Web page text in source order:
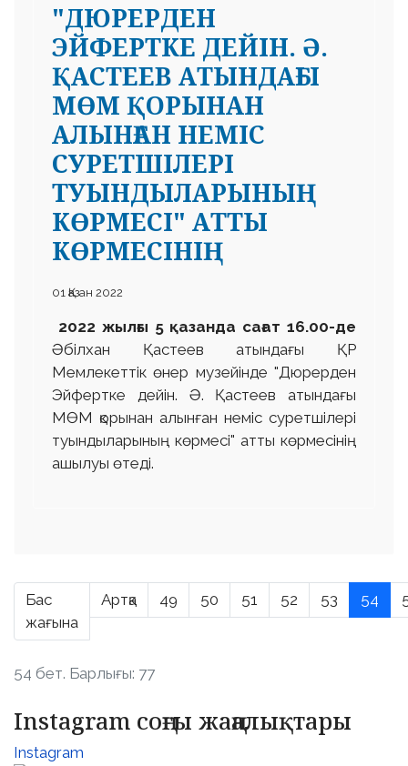
"ДЮРЕРДЕН
ЭЙФЕРТКЕ ДЕЙІН. Ә.
ҚАСТЕЕВ АТЫНДАҒЫ
МӨМ ҚОРЫНАН
АЛЫНҒАН НЕМІС
СУРЕТШІЛЕРІ
ТУЫНДЫЛАРЫНЫҢ
КӨРМЕСІ" АТТЫ
КӨРМЕСІНІҢ
01 Қазан 2022
2022 жылғы 5 қазанда сағат 16.00-де
Әбілхан Қастеев атындағы ҚР
Мемлекеттік өнер музейінде "Дюрерден
Эйфертке дейін. Ә. Қастеев атындағы
МӨМ қорынан алынған неміс суретшілері
туындыларының көрмесі" атты көрмесінің
ашылуы өтеді.
Бас
жағына
Артқа 49 50 51 52 53 54
54 бет. Барлығы: 77
Instagram соңғы жаңалықтары
Instagram